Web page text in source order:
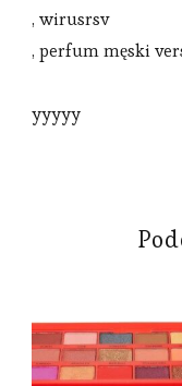
, wirusrsv
, perfum męski
yyyyy